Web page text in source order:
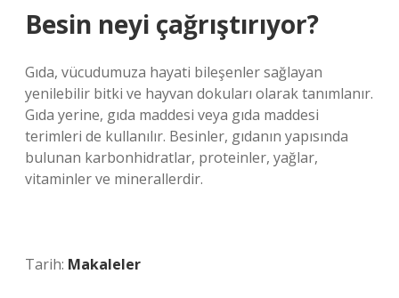
Besin neyi çağrıştırıyor?
Gıda, vücudumuza hayati bileşenler sağlayan
yenilebilir bitki ve hayvan dokuları olarak tanımlanır.
Gıda yerine, gıda maddesi veya gıda maddesi
terimleri de kullanılır. Besinler, gıdanın yapısında
bulunan karbonhidratlar, proteinler, yağlar,
vitaminler ve minerallerdir.
Tarih: Makaleler